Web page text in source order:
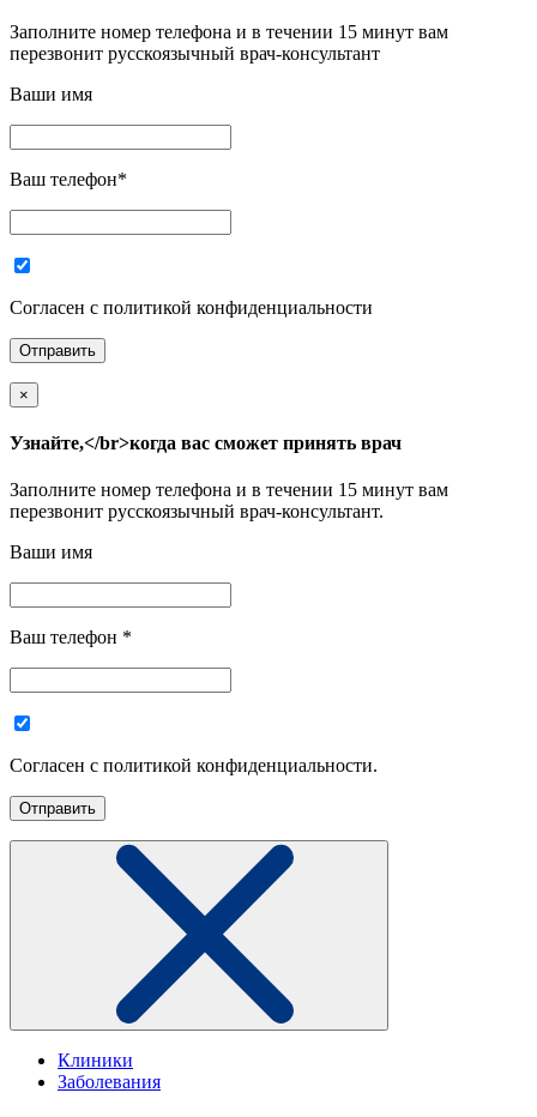
Заполните номер телефона и в течении 15 минут вам
перезвонит русскоязычный врач-консультант
Ваши имя
Ваш телефон*
Согласен с политикой конфиденциальности
×
Узнайте,</br>когда вас сможет принять врач
Заполните номер телефона и в течении 15 минут вам
перезвонит русскоязычный врач-консультант.
Ваши имя
Ваш телефон *
Согласен с политикой конфиденциальности.
Клиники
Заболевания